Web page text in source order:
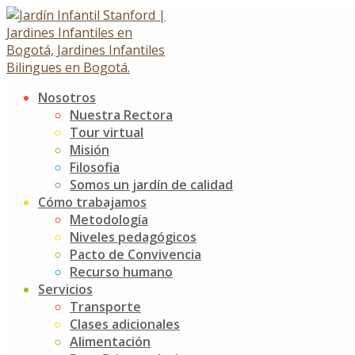
Skip
to
content
Nosotros
Nuestra Rectora
Tour virtual
Misión
Filosofia
Somos un jardín de calidad
Cómo trabajamos
Metodología
Niveles pedagógicos
Pacto de Convivencia
Recurso humano
Servicios
Transporte
Clases adicionales
Alimentación
ESCUELAS DEPORTIVAS
ESCUELAS DEPORTIVAS
22 septiembre, 202325 septiembre, 2023
Noticias Jardín Infantil Stanford
El Jardín Infantil Stanford, por medio de sus escuelas
¡Animemos a nuestros niños a participar y explorar el
desarrollo integral.
navigation
Agradecer y reconocer el valor de las personas
Participación en el festival de TKD